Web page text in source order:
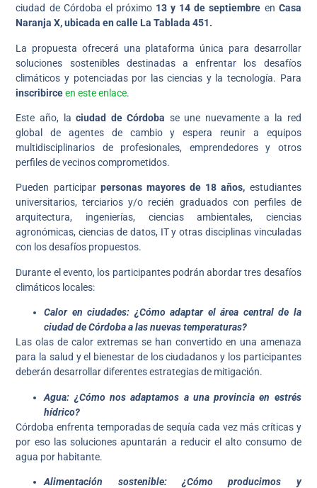
ciudad de Córdoba el próximo 13 y 14 de septiembre en Casa
Naranja X, ubicada en calle La Tablada 451.
La propuesta ofrecerá una plataforma única para desarrollar
soluciones sostenibles destinadas a enfrentar los desafíos
climáticos y potenciadas por las ciencias y la tecnología. Para
inscribirceen este enlace.
Este año, la ciudad de Córdoba se une nuevamente a la red
global de agentes de cambio y espera reunir a equipos
multidisciplinarios de profesionales, emprendedores y otros
perfiles de vecinos comprometidos.
Pueden participar personas mayores de 18 años, estudiantes
universitarios, terciarios y/o recién graduados con perfiles de
arquitectura, ingenierías, ciencias ambientales, ciencias
agronómicas, ciencias de datos, IT y otras disciplinas vinculadas
con los desafíos propuestos.
Durante el evento, los participantes podrán abordar tres desafíos
climáticos locales:
Calor en ciudades: ¿Cómo adaptar el área central de la
ciudad de Córdoba a las nuevas temperaturas?
Las olas de calor extremas se han convertido en una amenaza
para la salud y el bienestar de los ciudadanos y los participantes
deberán desarrollar diferentes estrategias de mitigación.
Agua: ¿Cómo nos adaptamos a una provincia en estrés
hídrico?
Córdoba enfrenta temporadas de sequía cada vez más críticas y
por eso las soluciones apuntarán a reducir el alto consumo de
agua por habitante.
Alimentación sostenible: ¿Cómo producimos y